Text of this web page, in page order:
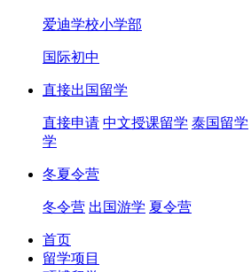
爱迪学校小学部
国际初中
直接出国留学
直接申请 中文授课留学 泰国留学
学
冬夏令营
冬令营 出国游学 夏令营
首页
留学项目